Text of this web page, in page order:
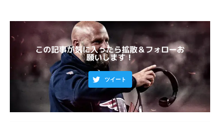
この記事が気に入ったら拡散＆フォローお
願いします！
ツイート